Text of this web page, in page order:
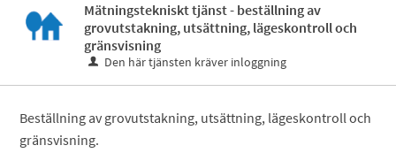
Mätningstekniskt tjänst - beställning av
grovutstakning, utsättning, lägeskontroll och
gränsvisning
Den här tjänsten kräver inloggning
Beställning av grovutstakning, utsättning, lägeskontroll och
gränsvisning.